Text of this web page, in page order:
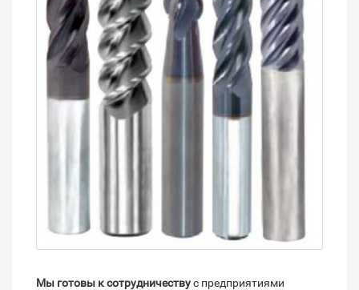
Мы готовы к сотрудничествус предприятиями